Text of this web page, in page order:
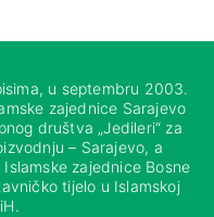
u septembru 2003.
zajednice Sarajevo
društva „Jedileri“ za
– Sarajevo, a
zajednice Bosne
tijelo u Islamskoj